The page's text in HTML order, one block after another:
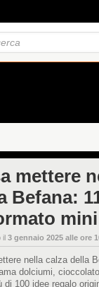
mettere
Befana:
mini
il 3 gennaio 2025 alle ore
nella calza della
dolciumi,
di 100 idee regalo